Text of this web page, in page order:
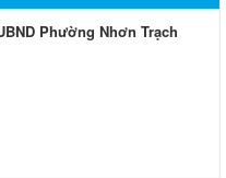
Phường Nhơn Trạch